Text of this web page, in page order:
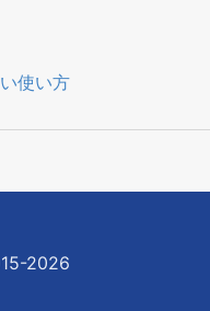
使い方
2026